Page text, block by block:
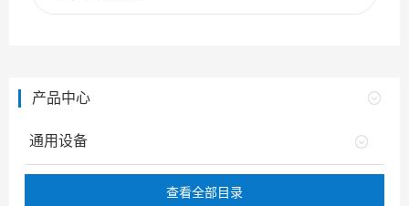
产品中心
通用设备
查看全部目录